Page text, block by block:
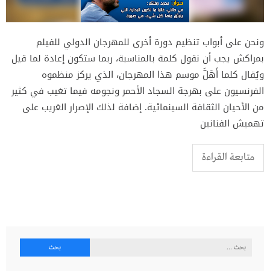
ونحن على أبواب تنظيم دورة أخرى للمهرجان الدولي للفيلم
بمراكش يجب أن نقول كلمة بالمناسبة، ربما ستكون إعادة لما قيل
ويُقال كلما أَهَلَّ موسم هذا المهرجان، الذي يركز منظموه
الفرنسيون على بهرجة السجاد الأحمر ونجومه فيما تغيب في كثير
من الأحيان الثقافة السينمائية. إضافة لذلك الإصرار الغريب على
تهميش الفنانين
متابعة القراءة
البحث